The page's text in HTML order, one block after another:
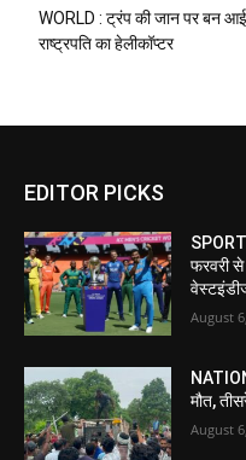
WORLD : ट्रंप की जान पर बन
राष्ट्रपति का हेलीकॉप्टर
EDITOR PICKS
फरवरी से
August
मौत,
August